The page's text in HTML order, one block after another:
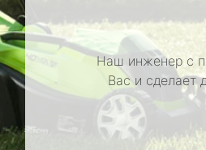
Наш инженер с
Вас и сделает